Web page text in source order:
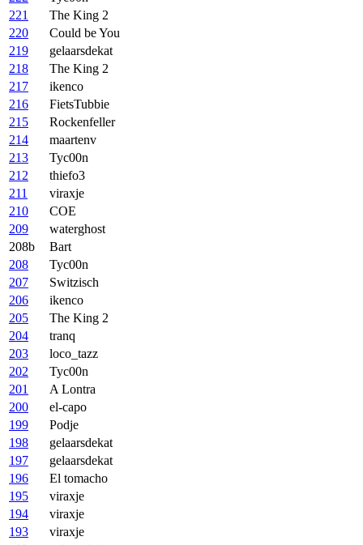
221
The King 2
220
Could be You
219
gelaarsdekat
218
The King 2
217
ikenco
216
FietsTubbie
215
Rockenfeller
214
maartenv
213
Tyc00n
212
thiefo3
211
viraxje
210
COE
209
waterghost
208b
Bart
208
Tyc00n
207
Switzisch
206
ikenco
205
The King 2
204
tranq
203
loco_tazz
202
Tyc00n
201
A Lontra
200
el-capo
199
Podje
198
gelaarsdekat
197
gelaarsdekat
196
El tomacho
195
viraxje
194
viraxje
193
viraxje